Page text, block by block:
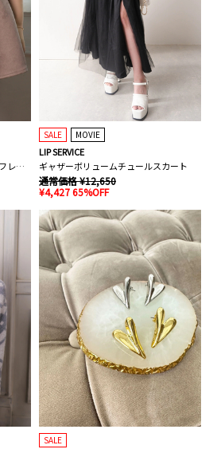
インナーショーパン付ベルトSETフレアスカート
SALE MOVIE
LIP SERVICE
ギャザーボリュームチュールスカート
通常価格 ¥12,650
¥4,427 65%OFF
SALE